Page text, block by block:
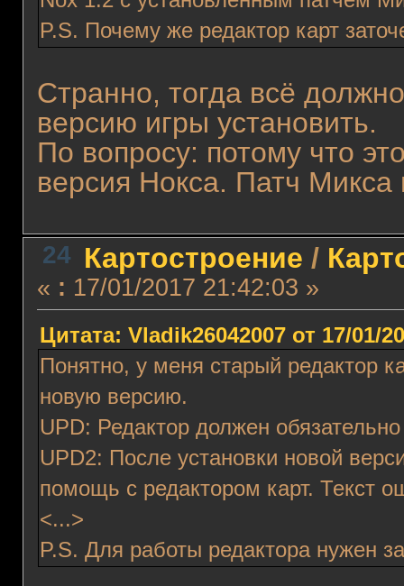
P.S. Почему же редактор карт
Странно, тогда всё
версию игры установить.
По вопросу: потому что
версия Нокса. Патч
24 Картостроение /
« : 17/01/2017 21:42:03 »
Цитата: Vladik26042007 от 17/01/
Понятно, у меня старый редактор
новую версию.
UPD: Редактор должен
UPD2: После установки новой
помощь с редактором карт. Текст
<...>
P.S. Для работы редактора нужен